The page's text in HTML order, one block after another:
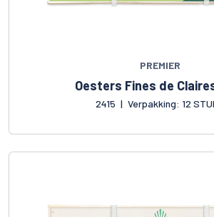
PREMIER
Oesters Fines de
2415 | Verpakking: 12